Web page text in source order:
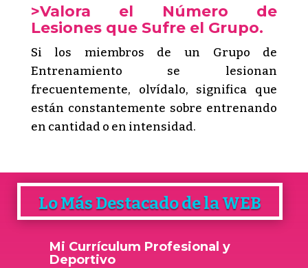
>Valora el Número de
Lesiones que Sufre el Grupo.
Si los miembros de un Grupo de
Entrenamiento se lesionan
frecuentemente, olvídalo, significa que
están constantemente sobre entrenando
en cantidad o en intensidad.
Lo Más Destacado de la WEB
Mi Currículum Profesional y
Deportivo